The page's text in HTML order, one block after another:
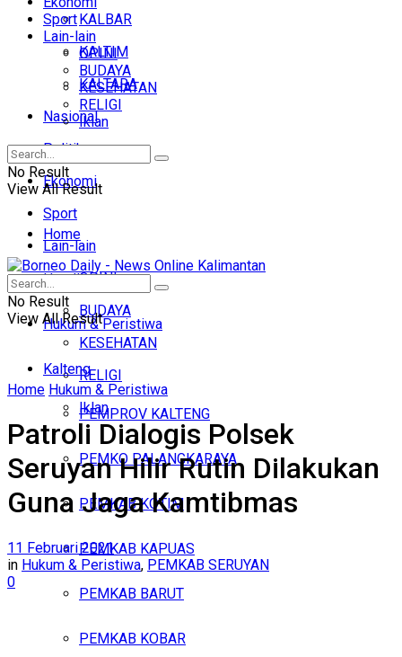
KALBAR
KALTIM
KALTARA
Nasional
Politik
Ekonomi
Sport
Lain-lain
OPINI
BUDAYA
KESEHATAN
RELIGI
Iklan
Jumat, Agustus 7, 2026
Sport
Lain-lain
OPINI
BUDAYA
KESEHATAN
RELIGI
Iklan
No Result
View All Result
Home
Headline
Hukum & Peristiwa
Kalteng
PEMPROV KALTENG
PEMKO PALANGKARAYA
PEMKAB KOTIM
PEMKAB KAPUAS
PEMKAB BARUT
PEMKAB KOBAR
No Result
View All Result
Home Hukum & Peristiwa
Patroli Dialogis Polsek
Seruyan Hilir Rutin Dilakukan
Guna Jaga Kamtibmas
11 Februari 2021
in Hukum & Peristiwa, PEMKAB SERUYAN
0